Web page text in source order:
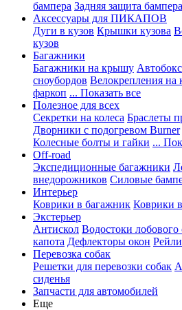
бампера Задняя защита бампера
Аксессуары для ПИКАПОВ
Дуги в кузов Крышки кузова
кузов
Багажники
Багажники на крышу
сноубордов Велокрепления
фаркоп ... Показать все
Полезное для всех
Секретки на колеса Браслеты
Дворники с подогревом Burner
Колесные болты и гайки ...
Off-road
Экспедиционные багажники
внедорожников Силовые
Интерьер
Коврики в багажник Коврики
Экстерьер
Антискол Водостоки лобового
капота Дефлекторы окон
Перевозка собак
Решетки для перевозки собак
сиденья
Запчасти для автомобилей
Еще